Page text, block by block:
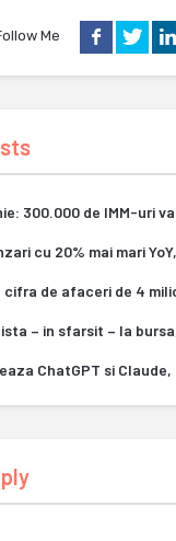
Me
300.000 de IMM-uri
cu 20% mai mari
de afaceri de 4
– in sfarsit – la
ChatGPT si